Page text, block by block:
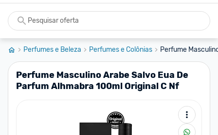
Perfumes e Beleza Perfumes e Colônias Perfume
Perfume Masculino Arabe Salvo Eua De
Parfum Alhmabra 100ml Original C Nf